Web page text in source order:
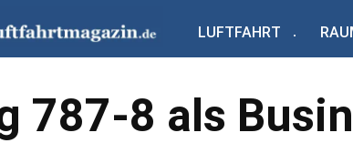
LUFTFAHRT
787-8 als